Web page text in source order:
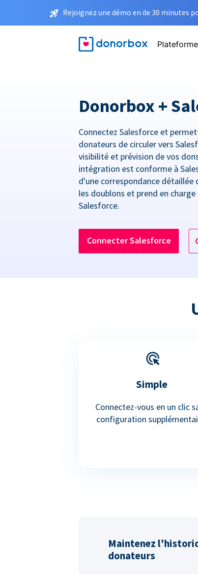
Rejoignez une démo en de 30 minutes
Plateforme
Donorbox +
Connectez Salesforce et
donateurs de circuler vers
visibilité et prévision de vos
intégration est conforme à
d'une correspondance
les doublons et prend en
Salesforce.
Connecter Salesforce
Simple
Connectez-vous en un clic
configuration
Maintenez
donateurs